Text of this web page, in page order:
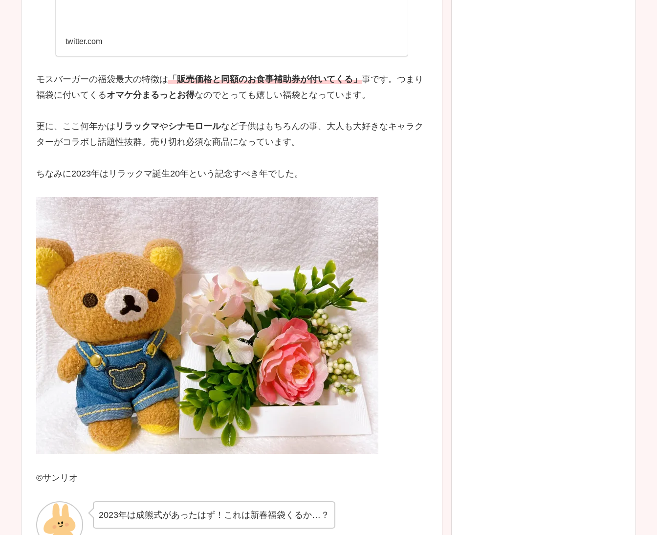
twitter.com
モスバーガーの福袋最大の特徴は「販売価格と同額のお食事補助券が付いてくる」事です。つまり
福袋に付いてくるオマケ分まるっとお得なのでとっても嬉しい福袋となっています。
更に、ここ何年かは リラックマやシナモロールなど子供はもちろんの事、大人も大好きなキャラク
ターがコラボし話題性抜群。売り切れ必須な商品になっています。
ちなみに2023年はリラックマ誕生20年という記念すべき年でした。
©️サンリオ
2023年は成熊式があったはず！これは新春福袋くるか…？